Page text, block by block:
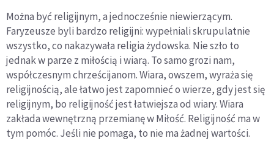
Można być religijnym, a jednocześnie niewierzącym.
Faryzeusze byli bardzo religijni: wypełniali skrupulatnie
wszystko, co nakazywała religia żydowska. Nie szło to
jednak w parze z miłością i wiarą. To samo grozi nam,
współczesnym chrześcijanom. Wiara, owszem, wyraża się
religijnością, ale łatwo jest zapomnieć o wierze, gdy jest się
religijnym, bo religijność jest łatwiejsza od wiary. Wiara
zakłada wewnętrzną przemianę w Miłość. Religijność ma w
tym pomóc. Jeśli nie pomaga, to nie ma żadnej wartości.